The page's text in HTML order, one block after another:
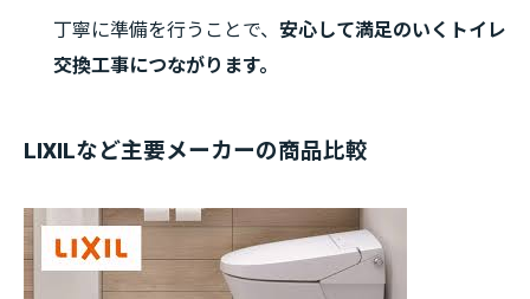
丁寧に準備を行うことで、 安心して満足のいくトイレ
交換工事につながります。
LIXILなど主要メーカーの商品比較